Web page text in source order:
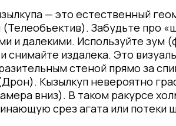
— это естественный
Забудьте про
и далекими. Используйте
снимайте издалека. Это
стеной прямо за
Кызылкуп невероятно
вниз). В таком ракурсе
срез агата или потеки